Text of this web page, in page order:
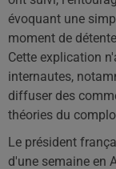
évoquant une
moment de
Cette explication
internautes,
diffuser des
théories du
Le président
d'une semaine en